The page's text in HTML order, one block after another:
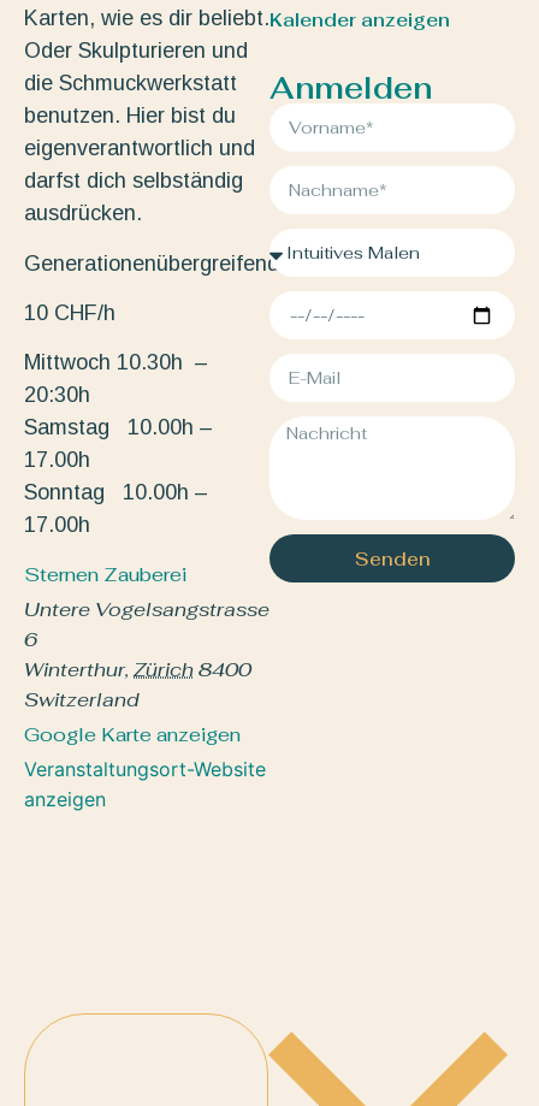
Karten, wie es dir beliebt.
Oder Skulpturieren und
die Schmuckwerkstatt
benutzen. Hier bist du
eigenverantwortlich und
darfst dich selbständig
ausdrücken.
Generationenübergreifend.
10 CHF/h
Mittwoch 10.30h –
20:30h
Samstag 10.00h –
17.00h
Sonntag 10.00h –
17.00h
Sternen Zauberei
Untere Vogelsangstrasse
6
Winterthur, Zürich8400
Switzerland
Google Karte anzeigen
Veranstaltungsort-Website
anzeigen
Kalender anzeigen
Anmelden
Senden